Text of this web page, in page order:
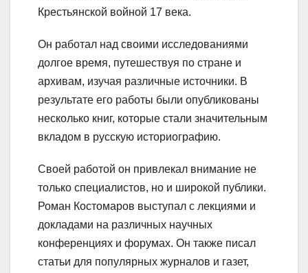
Крестьянской войной 17 века.
Он работал над своими исследованиями
долгое время, путешествуя по стране и
архивам, изучая различные источники. В
результате его работы были опубликованы
несколько книг, которые стали значительным
вкладом в русскую историографию.
Своей работой он привлекал внимание не
только специалистов, но и широкой публики.
Роман Костомаров выступал с лекциями и
докладами на различных научных
конференциях и форумах. Он также писал
статьи для популярных журналов и газет,